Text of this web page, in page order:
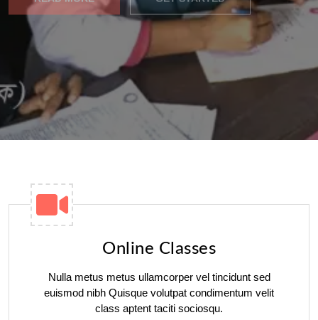
Online Classes
Nulla metus metus ullamcorper vel tincidunt sed
euismod nibh Quisque volutpat condimentum velit
class aptent taciti sociosqu.